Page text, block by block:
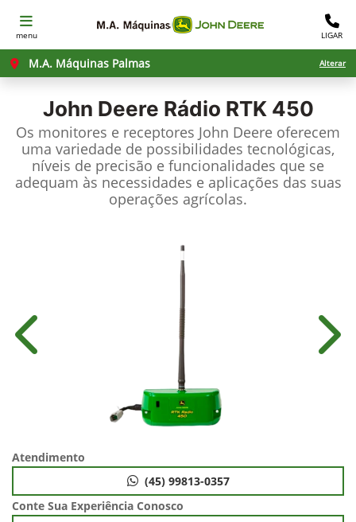
menu LIGAR
M.A. Máquinas Palmas Alterar
John Deere Rádio RTK 450
Os monitores e receptores John Deere oferecem
uma variedade de possibilidades tecnológicas,
níveis de precisão e funcionalidades que se
adequam às necessidades e aplicações das suas
operações agrícolas.
Anterior
Atendimento
(45) 99813-0357
Conte Sua Experiência Conosco